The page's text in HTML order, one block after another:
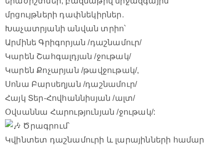
մրցույթների դափնեկիրներ.
Խաչատրյանի անվան տրիո՝
Արմինե Գրիգորյան /դաշնամուր/
Կարեն Շահգալդյան /ջութակ/
Կարեն Քոչարյան /թավջութակ/,
Սոնա Բարսեղյան /դաշնամուր/
Հայկ Տեր-Հովհաննիսյան /ալտ/
Օվսաննա Հարությունյան /ջութակ/:
Ծրագրում՝
Կվինտետ դաշնամուրի և լարայինների համար